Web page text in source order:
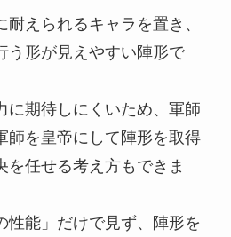
えられるキャラを置き、
う形が見えやすい陣形で
に期待しにくいため、軍師
師を皇帝にして陣形を取得
を任せる考え方もできま
性能」だけで見ず、陣形を